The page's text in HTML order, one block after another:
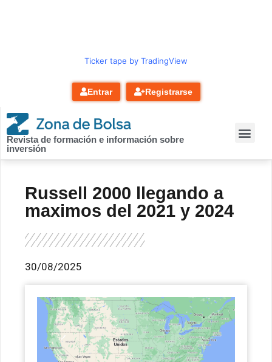
Ticker tape by TradingView
Entrar Registrarse
Revista de formación e información sobre
inversión
Russell 2000 llegando a
maximos del 2021 y 2024
30/08/2025